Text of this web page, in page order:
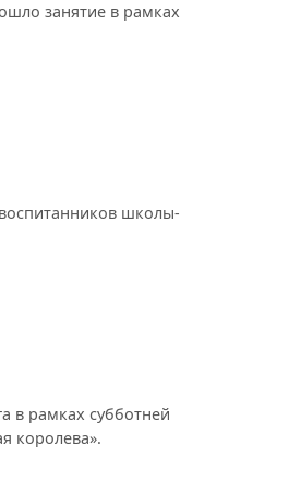
занятие в рамках
школы-
в рамках субботней
королева».